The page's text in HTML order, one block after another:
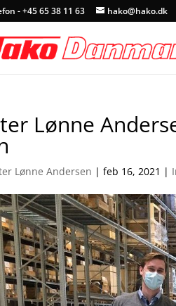
- +45 65 38 11 63 hako@hako.dk
Lønne
Lønne Andersen |feb 16, 2021 |